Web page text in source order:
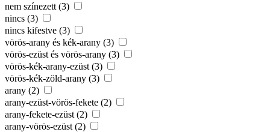
nem színezett (3)
nincs (3)
nincs kifestve (3)
vörös-arany és kék-arany (3)
vörös-ezüst és vörös-arany (3)
vörös-kék-arany-ezüst (3)
vörös-kék-zöld-arany (3)
arany (2)
arany-ezüst-vörös-fekete (2)
arany-fekete-ezüst (2)
arany-vörös-ezüst (2)